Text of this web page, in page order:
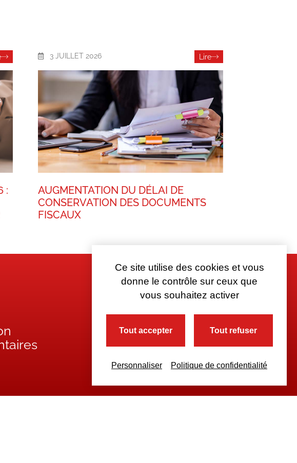
:
3 JUILLET 2026 Lire
AUGMENTATION DU DÉLAI DE
CONSERVATION DES DOCUMENTS
FISCAUX
Ce site utilise des cookies et vous
donne le contrôle sur ceux que
vous souhaitez activer
Tout accepter Tout refuser
Personnaliser Politique de confidentialité